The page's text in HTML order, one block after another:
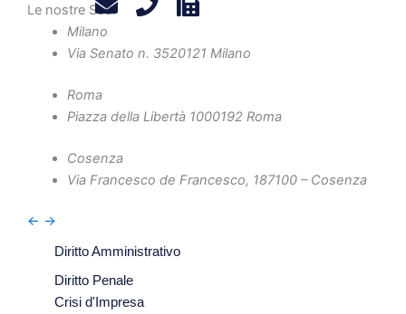
Le nostre Sedi
Milano
Via Senato n. 3520121 Milano
Roma
Piazza della Libertà 1000192 Roma
Cosenza
Via Francesco de Francesco, 187100 – Cosenza
← →
Professionisti
Novità e Aggiornamenti
Contatti
Privacy Policy
Attività
Diritto Tributario
Diritto Amministrativo
Diritto Penale
Crisi d'Impresa